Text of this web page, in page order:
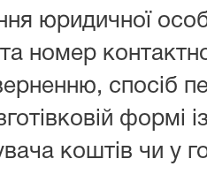
юридичної
номер
спосіб
формі
коштів чи у